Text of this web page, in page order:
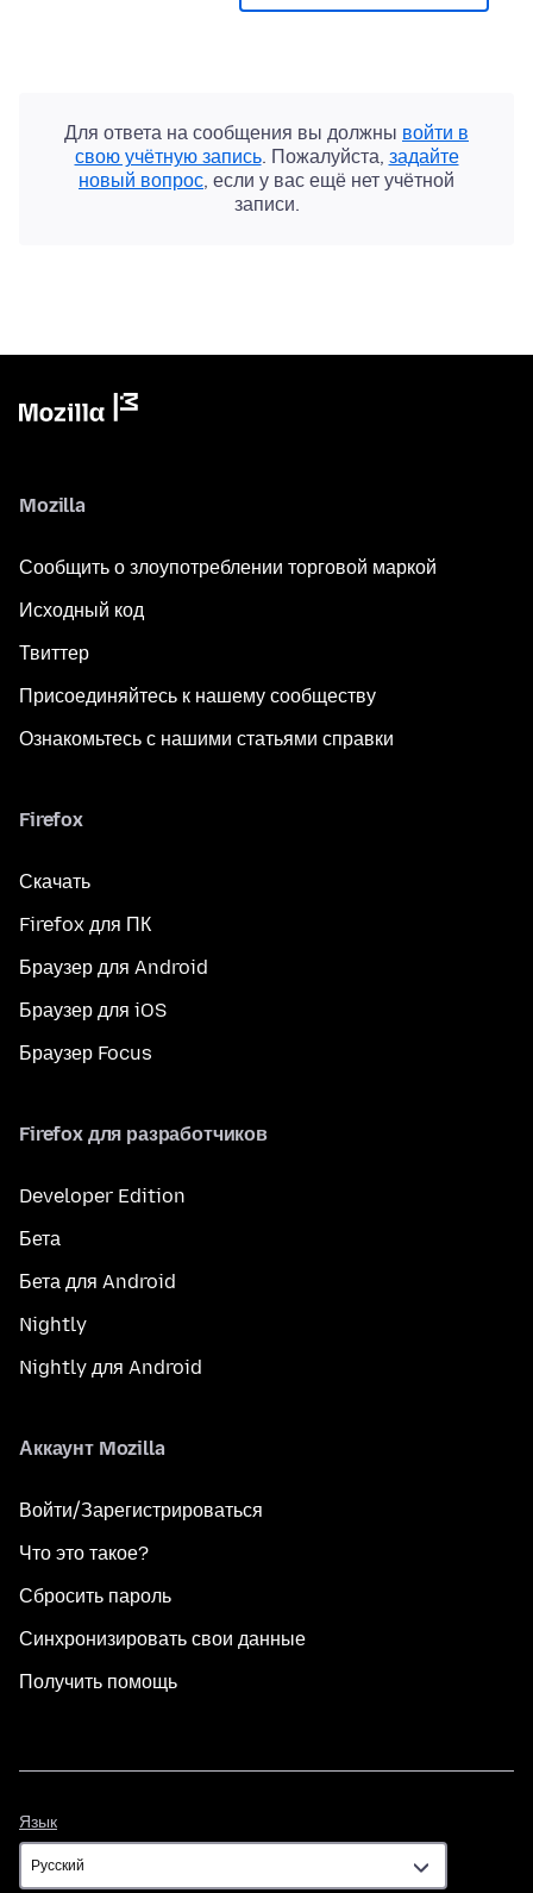
Для ответа на сообщения вы должны войти в
свою учётную запись. Пожалуйста, задайте
новый вопрос, если у вас ещё нет учётной
записи.
Mozilla
Сообщить о злоупотреблении торговой маркой
Исходный код
Твиттер
Присоединяйтесь к нашему сообществу
Ознакомьтесь с нашими статьями справки
Firefox
Скачать
Firefox для ПК
Браузер для Android
Браузер для iOS
Браузер Focus
Firefox для разработчиков
Developer Edition
Бета
Бета для Android
Nightly
Nightly для Android
Аккаунт Mozilla
Войти/Зарегистрироваться
Что это такое?
Сбросить пароль
Синхронизировать свои данные
Получить помощь
Язык